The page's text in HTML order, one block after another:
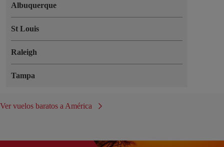
Albuquerque
St Louis
Raleigh
Tampa
Ver vuelos baratos a América